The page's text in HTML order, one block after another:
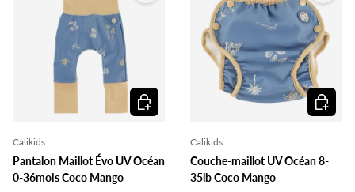
Calikids
Pantalon Maillot Évo UV Océan
0-36mois Coco Mango
Choisir les options
Calikids
Couche-maillot UV Océan 8-
35lb Coco Mango
Choisir